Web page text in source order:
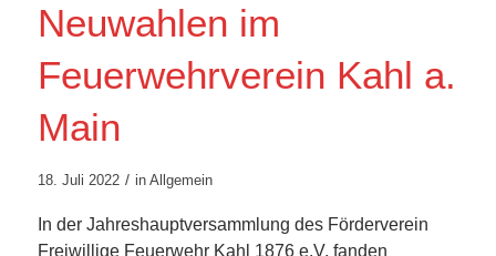
Neuwahlen im
Feuerwehrverein Kahl a.
Main
18. Juli 2022 / in Allgemein
In der Jahreshauptversammlung des Förderverein
Freiwillige Feuerwehr Kahl 1876 e.V. fanden